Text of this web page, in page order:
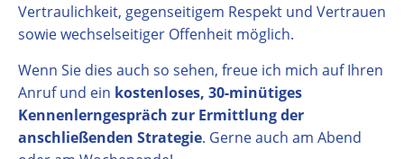
Vertraulichkeit, gegenseitigem Respekt und Vertrauen
sowie wechselseitiger Offenheit möglich.
Wenn Sie dies auch so sehen, freue ich mich auf Ihren
Anruf und ein kostenloses, 30-minütiges
Kennenlerngespräch zur Ermittlung der
anschließenden Strategie. Gerne auch am Abend